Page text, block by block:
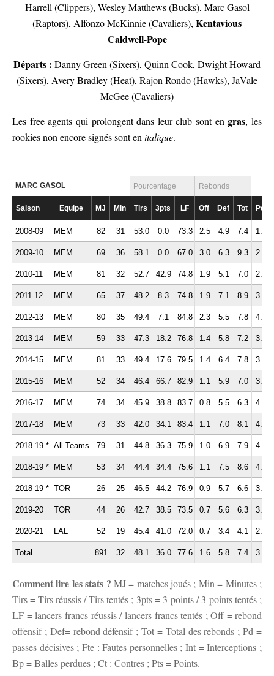
Harrell (Clippers), Wesley Matthews (Bucks), Marc Gasol
(Raptors), Alfonzo McKinnie (Cavaliers), Kentavious
Caldwell-Pope
Départs : Danny Green (Sixers), Quinn Cook, Dwight Howard
(Sixers), Avery Bradley (Heat), Rajon Rondo (Hawks), JaVale
McGee (Cavaliers)
Les free agents qui prolongent dans leur club sont engras, les
rookies non encore signés sont en italique.
MARC GASOL Pourcentage Rebonds
Saison Equipe MJ Min Tirs 3pts LF Off Def Tot Pd
2008-09 MEM 82 31 53.0 0.0 73.3 2.5 4.9 7.4 1.7
2009-10 MEM 69 36 58.1 0.0 67.0 3.0 6.3 9.3 2.4
2010-11 MEM 81 32 52.7 42.9 74.8 1.9 5.1 7.0 2.5
2011-12 MEM 65 37 48.2 8.3 74.8 1.9 7.1 8.9 3.1
2012-13 MEM 80 35 49.4 7.1 84.8 2.3 5.5 7.8 4.0
2013-14 MEM 59 33 47.3 18.2 76.8 1.4 5.8 7.2 3.6
2014-15 MEM 81 33 49.4 17.6 79.5 1.4 6.4 7.8 3.8
2015-16 MEM 52 34 46.4 66.7 82.9 1.1 5.9 7.0 3.8
2016-17 MEM 74 34 45.9 38.8 83.7 0.8 5.5 6.3 4.6
2017-18 MEM 73 33 42.0 34.1 83.4 1.1 7.0 8.1 4.2
2018-19 * All Teams 79 31 44.8 36.3 75.9 1.0 6.9 7.9 4.4
2018-19 * MEM 53 34 44.4 34.4 75.6 1.1 7.5 8.6 4.7
2018-19 * TOR 26 25 46.5 44.2 76.9 0.9 5.7 6.6 3.9
2019-20 TOR 44 26 42.7 38.5 73.5 0.7 5.6 6.3 3.3
2020-21 LAL 52 19 45.4 41.0 72.0 0.7 3.4 4.1 2.1
Total 891 32 48.1 36.0 77.6 1.6 5.8 7.4 3.4
Comment lire les stats ? MJ = matches joués ; Min = Minutes ;
Tirs = Tirs réussis / Tirs tentés ; 3pts = 3-points / 3-points tentés ;
LF = lancers-francs réussis / lancers-francs tentés ; Off = rebond
offensif ; Def= rebond défensif ; Tot = Total des rebonds ; Pd =
passes décisives ; Fte : Fautes personnelles ; Int = Interceptions ;
Bp = Balles perdues ; Ct : Contres ; Pts = Points.